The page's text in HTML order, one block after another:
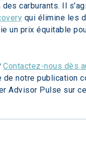
carburants. Il
qui élimine les
un prix équitable
Contactez-nous dès
de notre publication
Advisor Pulse sur